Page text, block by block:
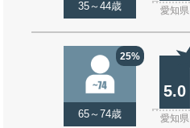
35～44歳 愛知県
25%
65～74歳
5.0
愛知県